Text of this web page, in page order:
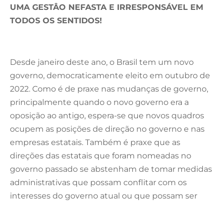
UMA GESTÂO NEFASTA E IRRESPONSÁVEL EM
TODOS OS SENTIDOS!
Desde janeiro deste ano, o Brasil tem um novo
governo, democraticamente eleito em outubro de
2022. Como é de praxe nas mudanças de governo,
principalmente quando o novo governo era a
oposição ao antigo, espera-se que novos quadros
ocupem as posições de direção no governo e nas
empresas estatais. Também é praxe que as
direções das estatais que foram nomeadas no
governo passado se abstenham de tomar medidas
administrativas que possam conflitar com os
interesses do governo atual ou que possam ser